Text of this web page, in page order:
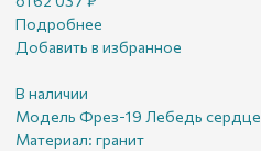
Подробнее
Добавить в избранное
В наличии
Модель Фрез-19 Лебедь сердце
Материал: гранит